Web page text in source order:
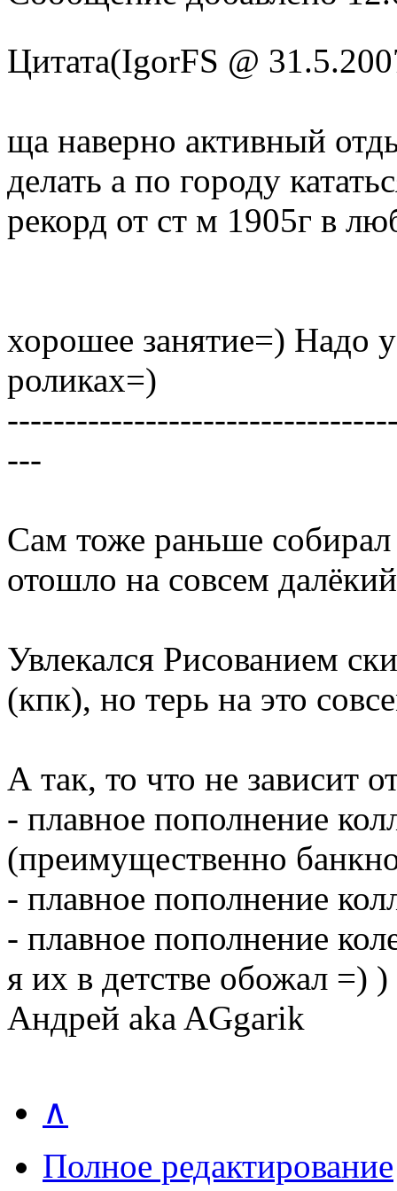
Цитата(IgorFS @
ща наверно активный
делать а по городу
рекорд от ст м 1905г в
хорошее занятие=) Надо
роликах=)
---
Сам тоже раньше
отошло на совсем
Увлекался Рисованием
(кпк), но терь на это
А так, то что не зависит
- плавное пополнение
(преимущественно
- плавное пополнение
- плавное пополнение
я их в детстве обожал =) )
Андрей aka AGgarik
∧
Полное редактирование